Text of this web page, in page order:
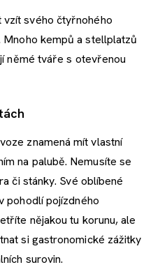
svého čtyřnohého
kempů a stellplatzů
němé tváře s otevřenou
znamená mít vlastní
na palubě. Nemusíte se
či stánky. Své oblíbené
pohodlí pojízdného
nějakou tu korunu, ale
si gastronomické zážitky
surovin.